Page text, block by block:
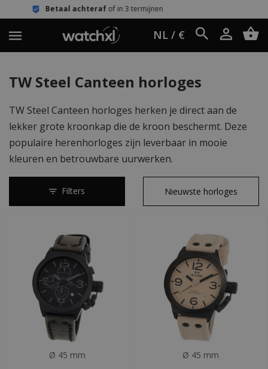
achterafof in 3 termijnen
NL / €
TW Steel Canteen horloges
TW Steel Canteen horloges herken je direct aan de
lekker grote kroonkap die de kroon beschermt. Deze
populaire herenhorloges zijn leverbaar in mooie
kleuren en betrouwbare uurwerken.
Filters
Ø 45 mm Ø 45 mm